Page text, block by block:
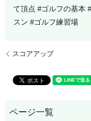
て頂点 #ゴルフの基本
スン #ゴルフ練習場
スコアアップ